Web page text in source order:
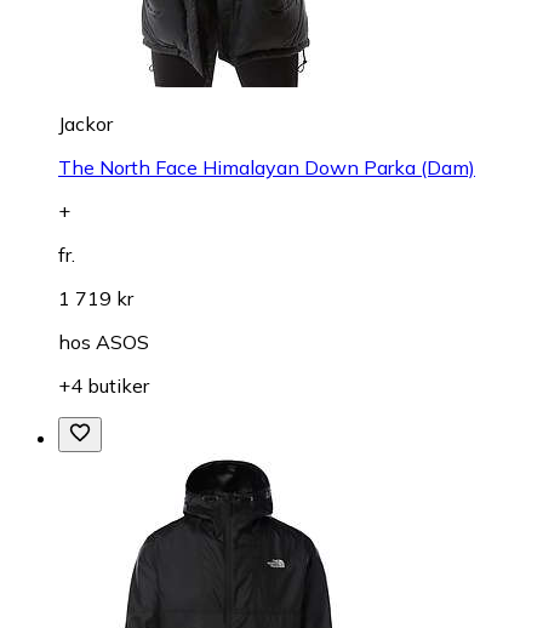
Jackor
The North Face Himalayan Down Parka (Dam)
+
fr.
1 719 kr
hos ASOS
+4 butiker